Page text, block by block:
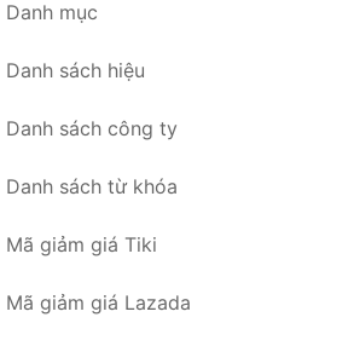
Danh mục
Danh sách hiệu
Danh sách công ty
Danh sách từ khóa
Mã giảm giá Tiki
Mã giảm giá Lazada